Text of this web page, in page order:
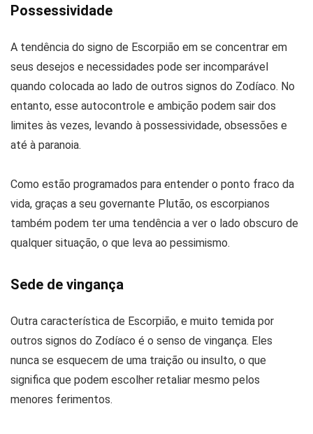
Possessividade
A tendência do signo de Escorpião em se concentrar em
seus desejos e necessidades pode ser incomparável
quando colocada ao lado de outros signos do Zodíaco. No
entanto, esse autocontrole e ambição podem sair dos
limites às vezes, levando à possessividade, obsessões e
até à paranoia.
Como estão programados para entender o ponto fraco da
vida, graças a seu governante Plutão, os escorpianos
também podem ter uma tendência a ver o lado obscuro de
qualquer situação, o que leva ao pessimismo.
Sede de vingança
Outra característica de Escorpião, e muito temida por
outros signos do Zodíaco é o senso de vingança. Eles
nunca se esquecem de uma traição ou insulto, o que
significa que podem escolher retaliar mesmo pelos
menores ferimentos.